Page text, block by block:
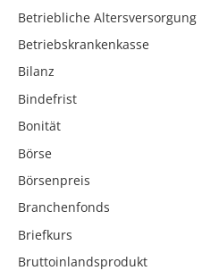
Betriebliche Altersversorgung
Betriebskrankenkasse
Bilanz
Bindefrist
Bonität
Börse
Börsenpreis
Branchenfonds
Briefkurs
Bruttoinlandsprodukt